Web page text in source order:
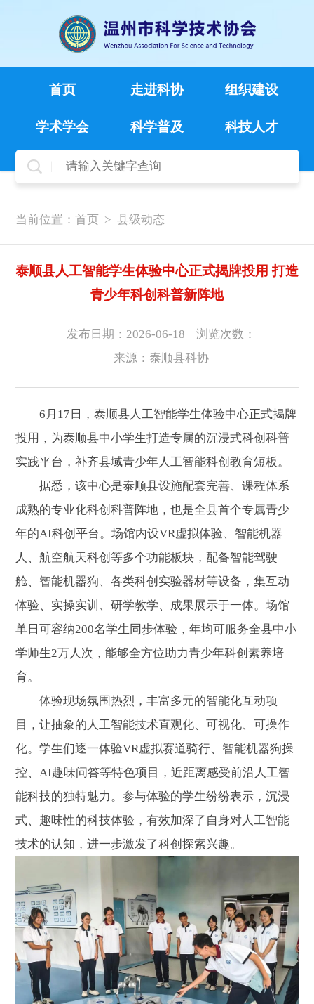
首页 走进科协 组织建设
学术学会 科学普及 科技人才
当前位置： 首页 > 县级动态
泰顺县人工智能学生体验中心正式揭牌投用 打造
青少年科创科普新阵地
发布日期：2026-06-18
浏览次数：
来源：泰顺县科协
6月17日，泰顺县人工智能学生体验中心正式揭牌
投用，为泰顺县中小学生打造专属的沉浸式科创科普
实践平台，补齐县域青少年人工智能科创教育短板。
据悉，该中心是泰顺县设施配套完善、课程体系
成熟的专业化科创科普阵地，也是全县首个专属青少
年的AI科创平台。场馆内设VR虚拟体验、智能机器
人、航空航天科创等多个功能板块，配备智能驾驶
舱、智能机器狗、各类科创实验器材等设备，集互动
体验、实操实训、研学教学、成果展示于一体。场馆
单日可容纳200名学生同步体验，年均可服务全县中小
学师生2万人次，能够全方位助力青少年科创素养培
育。
体验现场氛围热烈，丰富多元的智能化互动项
目，让抽象的人工智能技术直观化、可视化、可操作
化。学生们逐一体验VR虚拟赛道骑行、智能机器狗操
控、AI趣味问答等特色项目，近距离感受前沿人工智
能科技的独特魅力。参与体验的学生纷纷表示，沉浸
式、趣味性的科技体验，有效加深了自身对人工智能
技术的认知，进一步激发了科创探索兴趣。